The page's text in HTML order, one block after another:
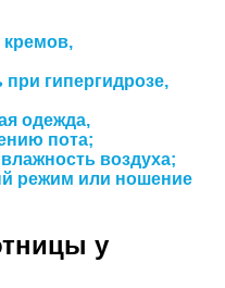
гипергидрозе,
одежда,
пота;
воздуха;
режим или ношение
у